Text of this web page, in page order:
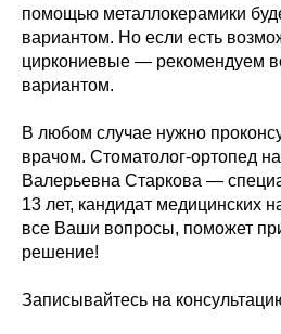
помощью металлокерамики
вариантом. Но если есть
циркониевые — рекомендуем
вариантом.
В любом случае нужно
врачом. Стоматолог-ортопед
Валерьевна Старкова —
13 лет, кандидат медицинских
все Ваши вопросы, поможет
решение!
Записывайтесь на